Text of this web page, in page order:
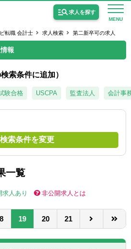
MENU
求人を探す
公認会計士の求人
監査法人の求人
USCPA（米国公認会計士）の求人
転職お役立ち情報
ご利用ガイド
転職 会計士 求人検索 第二新卒可の求人
報
検索条件に追加）
験合格 USCPA 監査法人 会計事
検索条件を変更
一覧
求人あり 非公開求人とは
19 20 21